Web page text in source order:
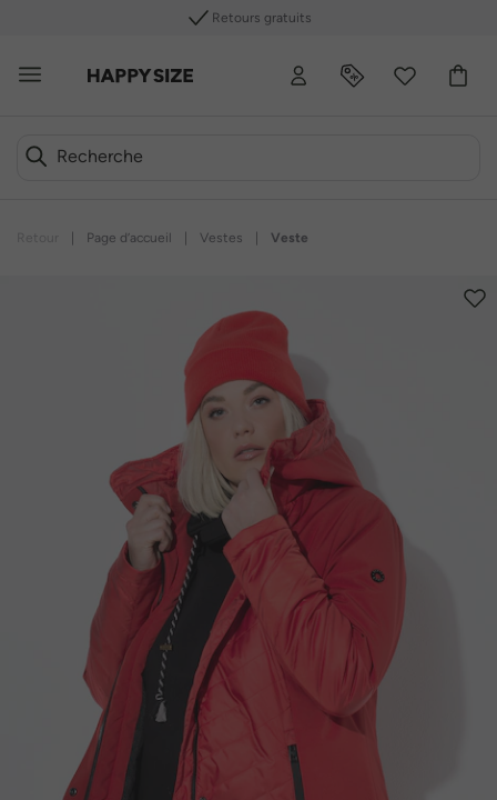
Retours gratuits
Page d’accueil Vestes Veste